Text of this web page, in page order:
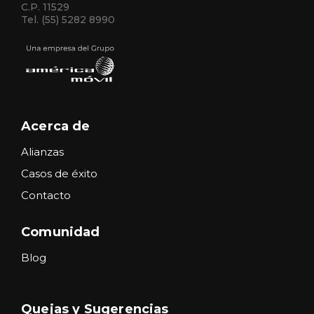
C.P. 11529
Tel. (55) 5282 8990
Acerca de
Alianzas
Casos de éxito
Contacto
Comunidad
Blog
Quejas y Sugerencias